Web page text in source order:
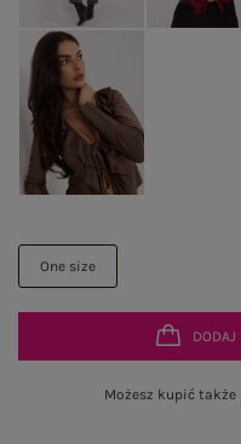
One size
DODAJ
Możesz kupić także